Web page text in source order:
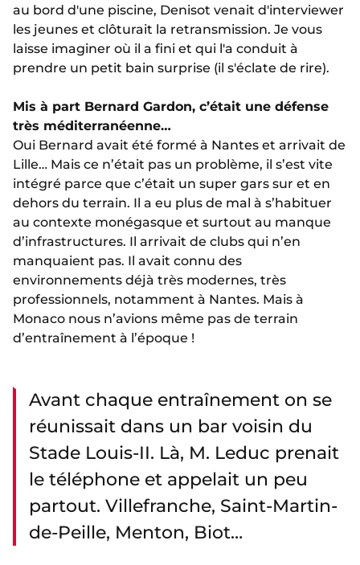
au bord d'une piscine, Denisot venait d'interviewer
les jeunes et clôturait la retransmission. Je vous
laisse imaginer où il a fini et qui l'a conduit à
prendre un petit bain surprise (il s'éclate de rire).
Mis à part Bernard Gardon, c’était une défense
très méditerranéenne…
Oui Bernard avait été formé à Nantes et arrivait de
Lille… Mais ce n’était pas un problème, il s’est vite
intégré parce que c’était un super gars sur et en
dehors du terrain. Il a eu plus de mal à s’habituer
au contexte monégasque et surtout au manque
d’infrastructures. Il arrivait de clubs qui n’en
manquaient pas. Il avait connu des
environnements déjà très modernes, très
professionnels, notamment à Nantes. Mais à
Monaco nous n’avions même pas de terrain
d’entraînement à l’époque !
Avant chaque entraînement on se
réunissait dans un bar voisin du
Stade Louis-II. Là, M. Leduc prenait
le téléphone et appelait un peu
partout. Villefranche, Saint-Martin-
de-Peille, Menton, Biot…